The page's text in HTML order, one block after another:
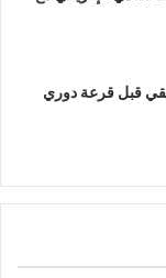
قبل قرعة دوري